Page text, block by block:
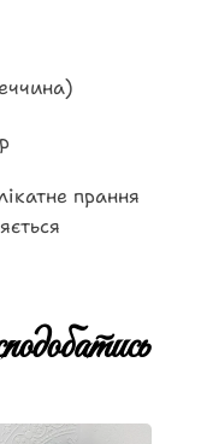
прання